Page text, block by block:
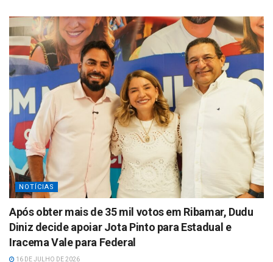
NOTÍCIAS
Após obter mais de 35 mil votos em Ribamar, Dudu
Diniz decide apoiar Jota Pinto para Estadual e
Iracema Vale para Federal
16 DE JULHO DE 2026